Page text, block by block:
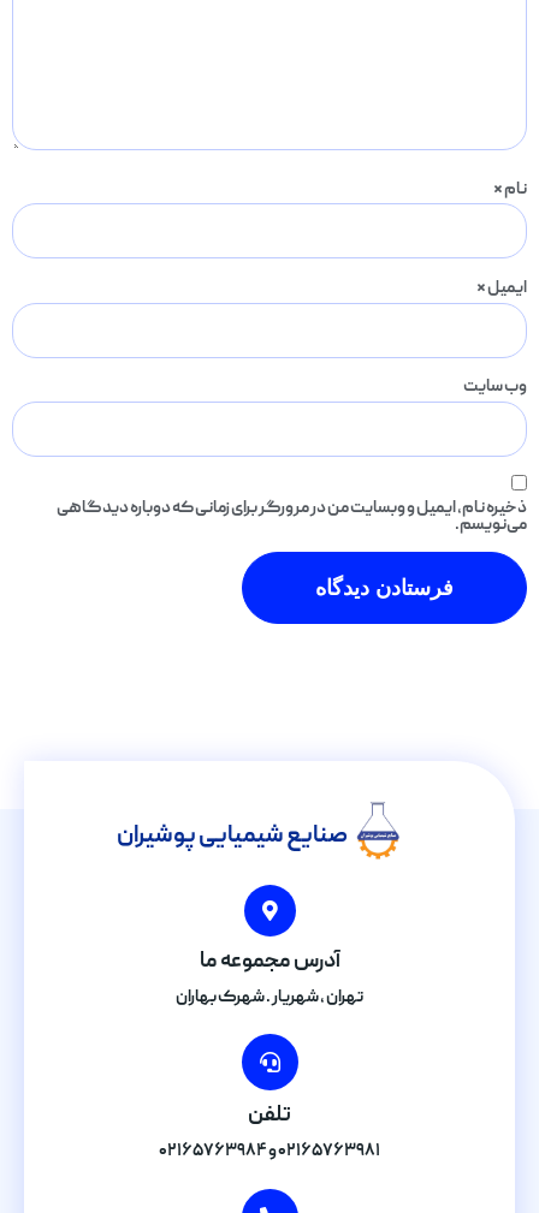
نام*
ایمیل*
وب‌ سایت
ذخیره نام، ایمیل و وبسایت من در مرورگر برای زمانی که دوباره دیدگاهی
می‌نویسم.
صنایع شیمیایی پوشیران
آدرس مجموعه ما
تهران , شهریار . شهرک بهاران
تلفن
۰۲۱۶۵۷۶۳۹۸۱ و ۰۲۱۶۵۷۶۳۹۸۴